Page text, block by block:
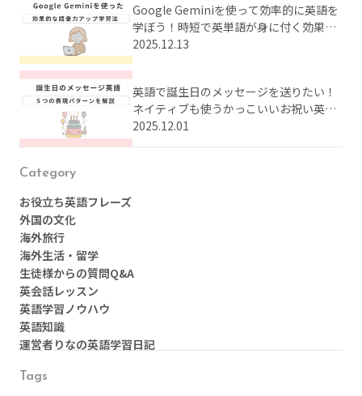
Google Geminiを使って効率的に英語を
学ぼう！時短で英単語が身に付く効果的
な学習法とは？
2025.12.13
英語で誕生日のメッセージを送りたい！
ネイティブも使うかっこいいお祝い英語
をまとめてご紹介
2025.12.01
Category
お役立ち英語フレーズ
外国の文化
海外旅行
海外生活・留学
生徒様からの質問Q&A
英会話レッスン
英語学習ノウハウ
英語知識
運営者りなの英語学習日記
Tags